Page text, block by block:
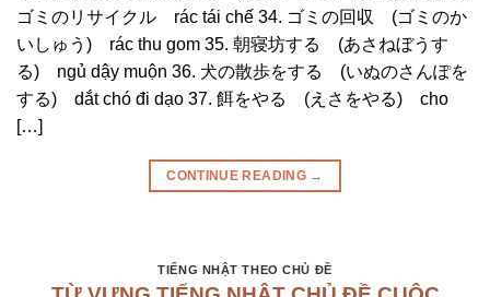
ゴミのリサイクル rác tái chế 34. ゴミの回収 (ゴミのか
いしゅう) rác thu gom 35. 朝寝坊する (あさねぼうす
る) ngủ dậy muộn 36. 犬の散歩をする (いぬのさんぽを
する) dắt chó đi dạo 37. 餌をやる (えさをやる) cho
[…]
CONTINUE READING →
TIẾNG NHẬT THEO CHỦ ĐỀ